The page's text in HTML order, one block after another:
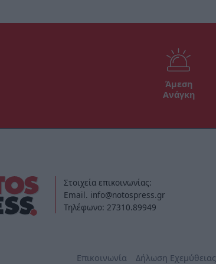
Άμεση
Ανάγκη
Στοιχεία επικοινωνίας:
Email. info@notospress.gr
Τηλέφωνο: 27310.89949
Επικοινωνία Δήλωση Εχεμύθειας